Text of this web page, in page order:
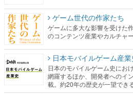
ゲーム世代の作家たち
ゲームに多大な影響を受けた
のコンテンツ産業やカルチャ
日本モバイルゲーム産業
日本のモバイルゲーム史にお
網羅するほか、開発者へのイ
載。約20年の歴史が一望でき